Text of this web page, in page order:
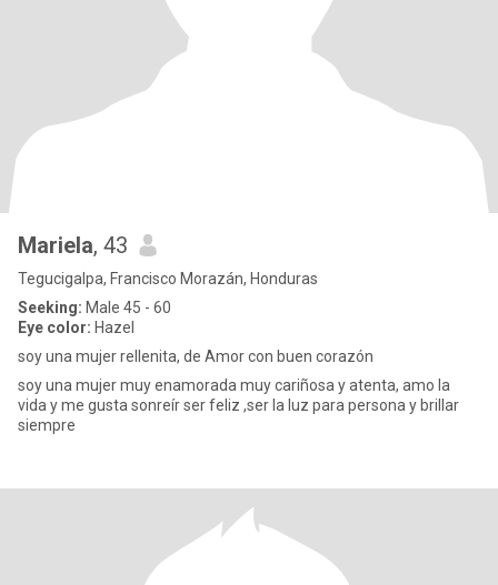
Mariela, 43
Tegucigalpa, Francisco Morazán, Honduras
Seeking: Male 45 - 60
Eye color: Hazel
soy una mujer rellenita, de Amor con buen corazón
soy una mujer muy enamorada muy cariñosa y atenta, amo la
vida y me gusta sonreír ser feliz ,ser la luz para persona y brillar
siempre